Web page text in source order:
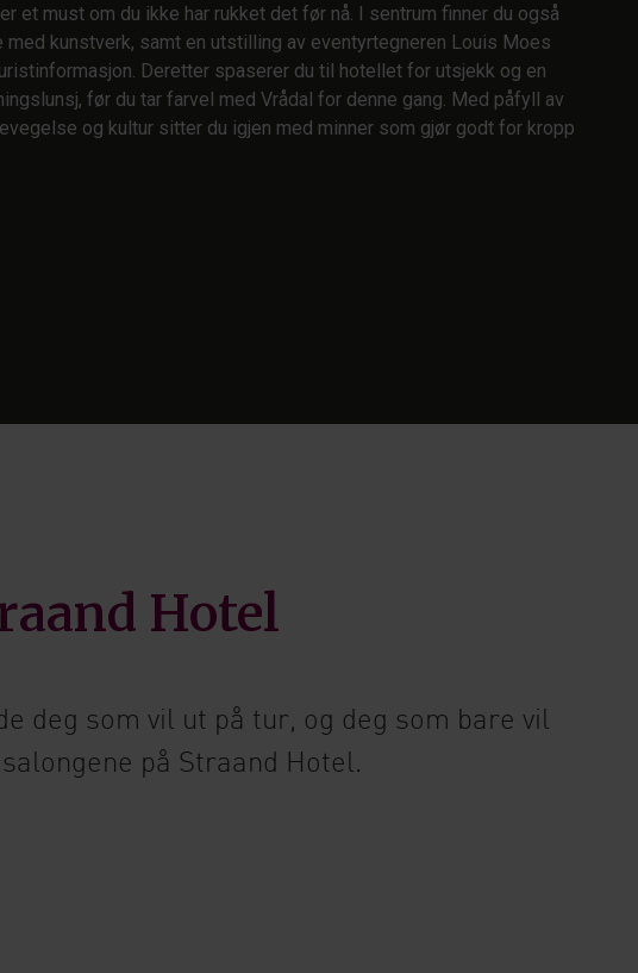
et must om du ikke har rukket det før nå. I sentrum finner du også
med kunstverk, samt en utstilling av eventyrtegneren Louis Moes
Deretter spaserer du til hotellet for utsjekk og en
før du tar farvel med Vrådal for denne gang. Med påfyll av
og kultur sitter du igjen med minner som gjør godt for kropp
Hotel
deg som vil ut på tur, og deg som bare vil
på Straand Hotel.